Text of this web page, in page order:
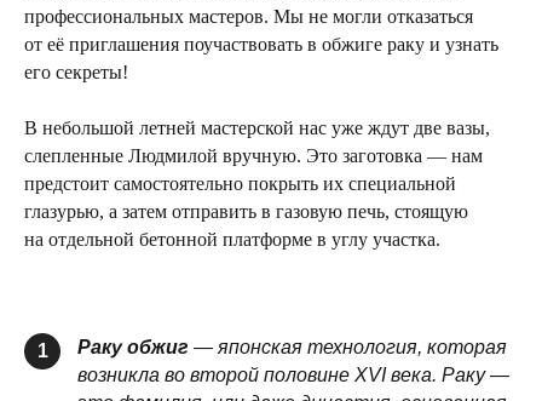
профессиональных мастеров. Мы не могли отказаться
от её приглашения поучаствовать в обжиге раку и узнать
его секреты!
В небольшой летней мастерской нас уже ждут две вазы,
слепленные Людмилой вручную. Это заготовка — нам
предстоит самостоятельно покрыть их специальной
глазурью, а затем отправить в газовую печь, стоящую
на отдельной бетонной платформе в углу участка.
1 Раку обжиг — японская технология, которая
возникла во второй половине XVI века. Раку —